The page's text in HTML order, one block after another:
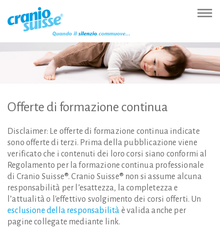
(Accesskey
Hauptnavigation
(Accesskey
Inhalt
(Accesskey
Sprachumschaltung
(Accesskey
Offerte di formazione continua
Disclaimer: Le offerte di formazione continua indicate
sono offerte di terzi. Prima della pubblicazione viene
verificato che i contenuti dei loro corsi siano conformi al
Regolamento per la formazione continua professionale
di Cranio Suisse®. Cranio Suisse® non si assume alcuna
responsabilità per l’esattezza, la completezza e
l’attualità o l'effettivo svolgimento dei corsi offerti. Un
esclusione della responsabilità è valida anche per
pagine collegate mediante link.